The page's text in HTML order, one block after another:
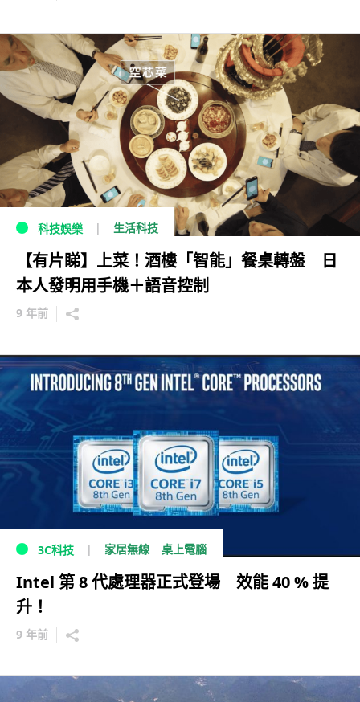
科技娛樂 生活科技
【有片睇】上菜！酒樓「智能」餐桌轉盤 日
本人發明用手機＋語音控制
9 年前
3C科技 家居無線 桌上電腦
Intel 第 8 代處理器正式登場 效能 40 % 提
升！
9 年前